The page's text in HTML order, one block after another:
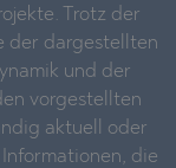
Trotz der
der dargestellten
und der
vorgestellten
aktuell oder
die